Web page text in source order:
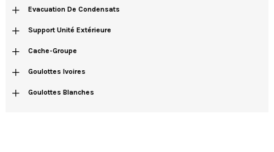
+ Evacuation De Condensats
+ Support Unité Extérieure
+ Cache-Groupe
+ Goulottes Ivoires
+ Goulottes Blanches